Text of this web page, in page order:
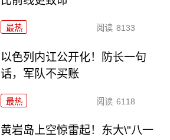
最热 阅读 8133
以色列内讧公开化！防长一句
话，军队不买账
最热 阅读 6118
黄岩岛上空惊雷起！东大\"八一